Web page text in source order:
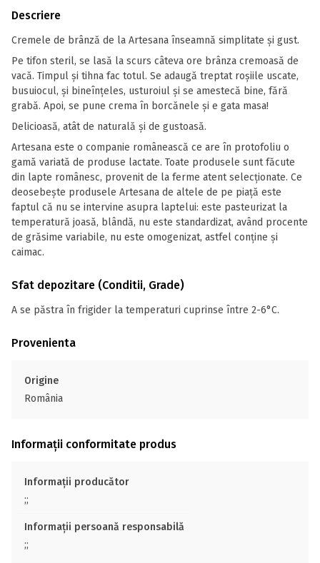
Descriere
Cremele de brânză de la Artesana înseamnă simplitate și gust.
Pe tifon steril, se lasă la scurs câteva ore brânza cremoasă de
vacă. Timpul și tihna fac totul. Se adaugă treptat roșiile uscate,
busuiocul, și bineînțeles, usturoiul și se amestecă bine, fără
grabă. Apoi, se pune crema în borcănele și e gata masa!
Delicioasă, atât de naturală și de gustoasă.
Artesana este o companie românească ce are în protofoliu o
gamă variată de produse lactate. Toate produsele sunt făcute
din lapte românesc, provenit de la ferme atent selecționate. Ce
deosebește produsele Artesana de altele de pe piață este
faptul că nu se intervine asupra laptelui: este pasteurizat la
temperatură joasă, blândă, nu este standardizat, având procente
de grăsime variabile, nu este omogenizat, astfel conține și
caimac.
Sfat depozitare (Conditii, Grade)
A se păstra în frigider la temperaturi cuprinse între 2-6°C.
Provenienta
Origine
România
Informații conformitate produs
Informații producător
;;
Informații persoană responsabilă
;;